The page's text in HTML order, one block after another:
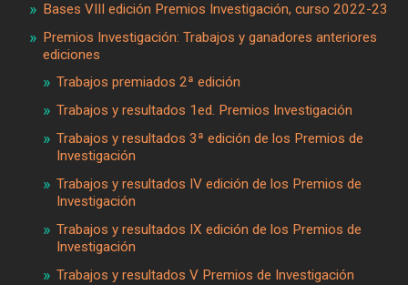
Bases VIII edición Premios Investigación, curso 2022-23
Premios Investigación: Trabajos y ganadores anteriores
ediciones
Trabajos premiados 2ª edición
Trabajos y resultados 1ed. Premios Investigación
Trabajos y resultados 3ª edición de los Premios de
Investigación
Trabajos y resultados IV edición de los Premios de
Investigación
Trabajos y resultados IX edición de los Premios de
Investigación
Trabajos y resultados V Premios de Investigación